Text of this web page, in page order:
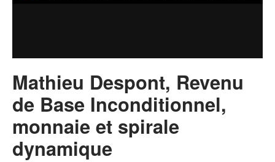
Mathieu Despont, Revenu
de Base Inconditionnel,
monnaie et spirale
dynamique